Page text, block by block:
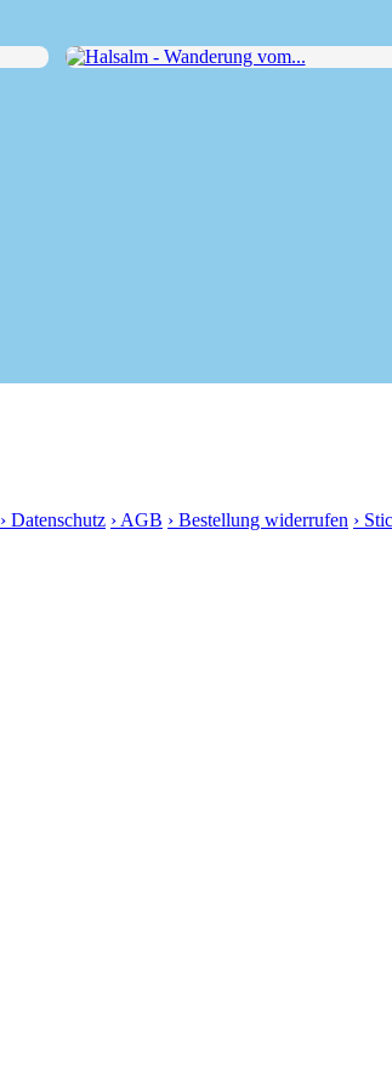
› Datenschutz › AGB › Bestellung widerrufen ›